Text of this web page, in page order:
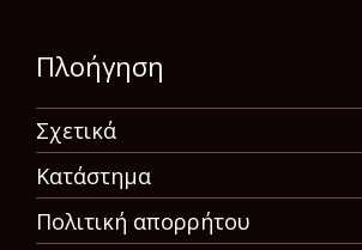
Πλοήγηση
Σχετικά
Κατάστημα
Πολιτική απορρήτου